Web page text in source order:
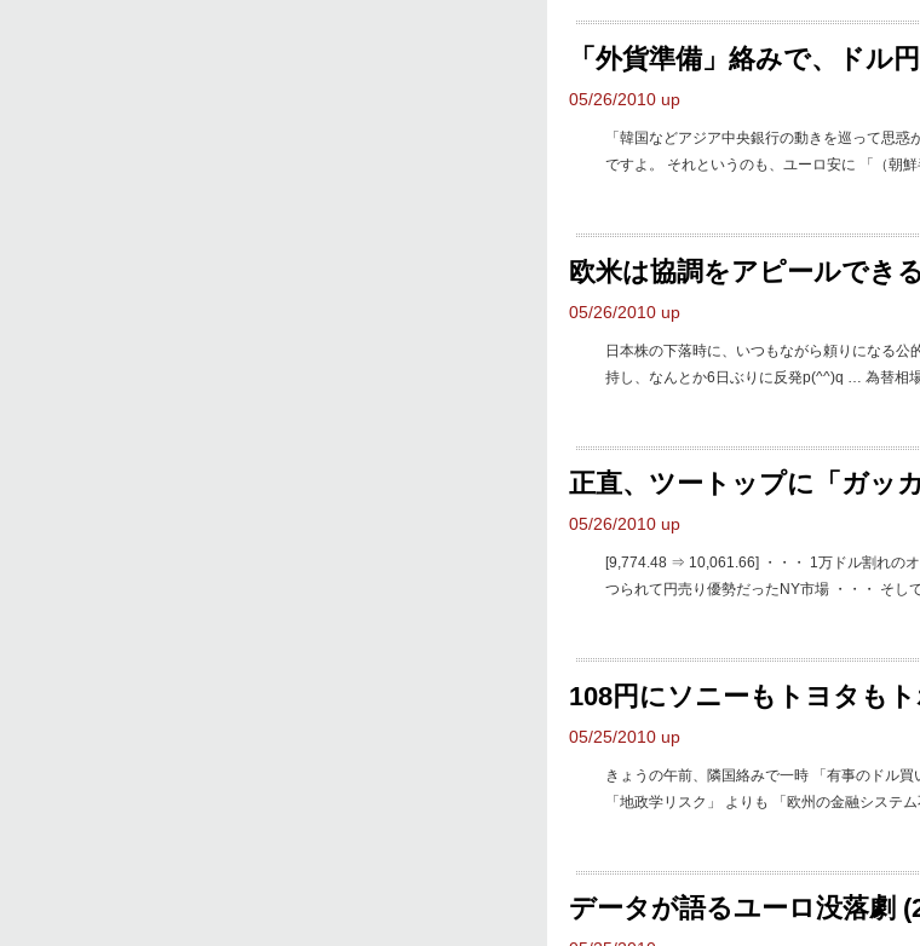
「外貨準備」絡みで、ドル
05/26/2010 up
「韓国などアジア中央銀行の動きを巡って思
ですよ。 それというのも、ユーロ安に 「（朝
欧米は協調をアピールでき
05/26/2010 up
日本株の下落時に、いつもながら頼りになる
持し、なんとか6日ぶりに反発p(^^)q … 為替相
正直、ツートップに「ガッカ
05/26/2010 up
[9,774.48 ⇒ 10,061.66] ・・・ 1万ドル割れの
つられて円売り優勢だったNY市場 ・・・ そし
108円にソニーもトヨタも
05/25/2010 up
きょうの午前、隣国絡みで一時 「有事のドル買
「地政学リスク」 よりも 「欧州の金融システ
データが語るユーロ没落劇